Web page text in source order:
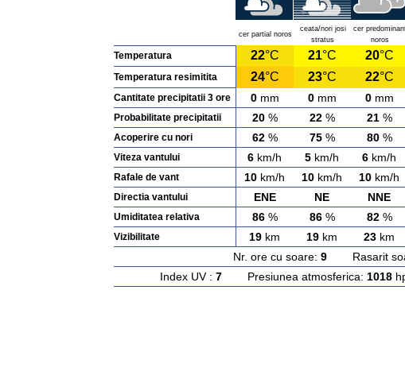
cer partial noros
ceata/nori josi
stratus
cer
noros
Temperatura 22°C 21°C 20°C
Temperatura resimitita 24°C 23°C 22°C
Cantitate precipitatii 3 ore 0mm 0mm 0mm
Probabilitate precipitatii 20% 22% 21%
Acoperire cu nori 62% 75% 80%
Viteza vantului 6 km/h 5 km/h 6 km/h
Rafale de vant 10 km/h 10 km/h 10 km/h
Directia vantului ENE NE NNE
Umiditatea relativa 86% 86% 82%
Vizibilitate 19 km 19 km 23 km
Nr. ore cu soare: 9 Rasarit
Index UV : 7 Presiunea atmosferica: 1018